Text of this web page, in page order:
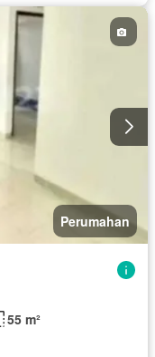
Perumahan
55 m²